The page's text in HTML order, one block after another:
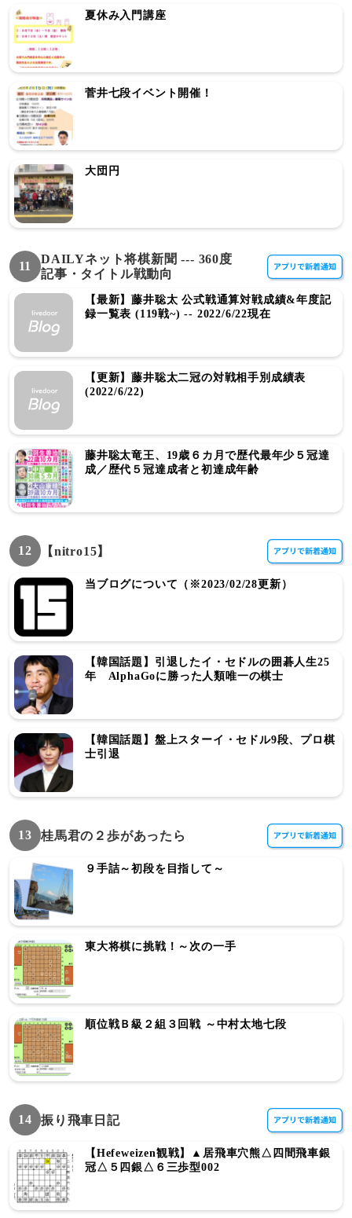
夏休み入門講座
菅井七段イベント開催！
大団円
11
DAILYネット将棋新聞 --- 360度
記事・タイトル戦動向
【最新】藤井聡太 公式戦通算対戦成績&年度記
録一覧表 (119戦~) -- 2022/6/22現在
【更新】藤井聡太二冠の対戦相手別成績表
(2022/6/22)
藤井聡太竜王、19歳６カ月で歴代最年少５冠達
成／歴代５冠達成者と初達成年齢
12 【nitro15】
当ブログについて（※2023/02/28更新）
【韓国話題】引退したイ・セドルの囲碁人生25
年 AlphaGoに勝った人類唯一の棋士
【韓国話題】盤上スターイ・セドル9段、プロ棋
士引退
13 桂馬君の２歩があったら
９手詰～初段を目指して～
東大将棋に挑戦！～次の一手
順位戦Ｂ級２組３回戦 ～中村太地七段
14 振り飛車日記
【Hefeweizen観戦】▲居飛車穴熊△四間飛車銀
冠△５四銀△６三歩型002